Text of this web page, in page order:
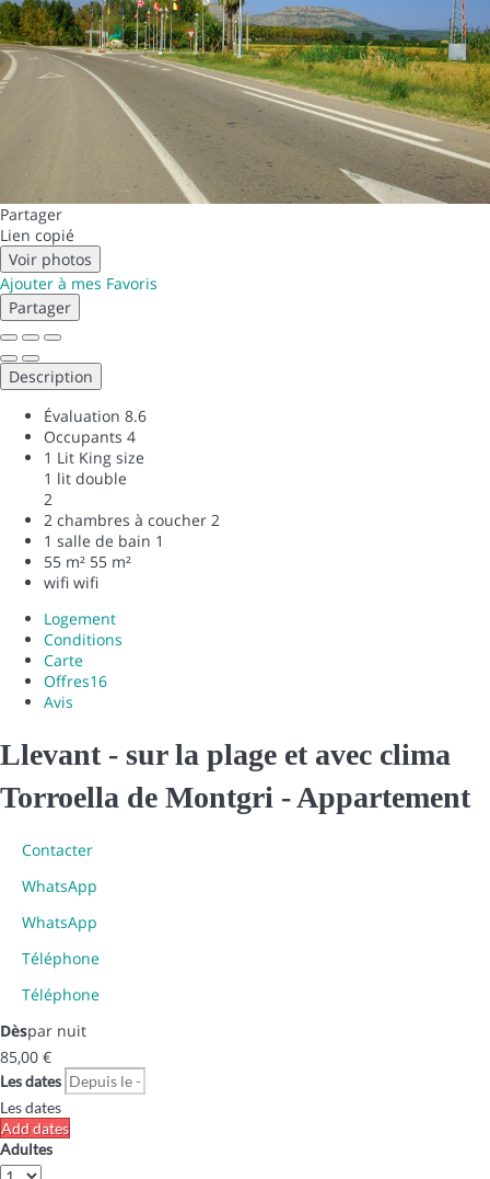
Partager
Lien copié
Voir photos
Ajouter à mes Favoris
Partager
Description
Évaluation 8.6
Occupants 4
1 Lit King size
1 lit double
2
2 chambres à coucher 2
1 salle de bain 1
55 m² 55 m²
wifi wifi
Logement
Conditions
Carte
Offres16
Avis
Llevant - sur la plage et avec clima
Torroella de Montgri -Appartement
Contacter
WhatsApp
WhatsApp
Téléphone
Téléphone
Dèspar nuit
85,00 €
Les dates
Les dates
Add dates
Adultes